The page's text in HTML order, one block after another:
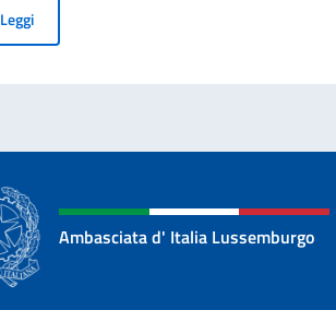
LeggiELEZIONI COMITES 2026 – MAPPATURA
Ambasciata d' Italia Lussemburgo